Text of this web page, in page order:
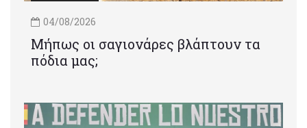
04/08/2026
Μήπως οι σαγιονάρες βλάπτουν τα
πόδια μας;